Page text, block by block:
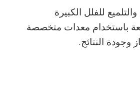
للفلل الكبيرة
باستخدام معدات متخصصة
وجودة النتائج.